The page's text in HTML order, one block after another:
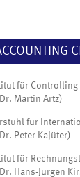
für
Martin Artz)
für
Peter Kajüter)
für
Hans-Jürgen